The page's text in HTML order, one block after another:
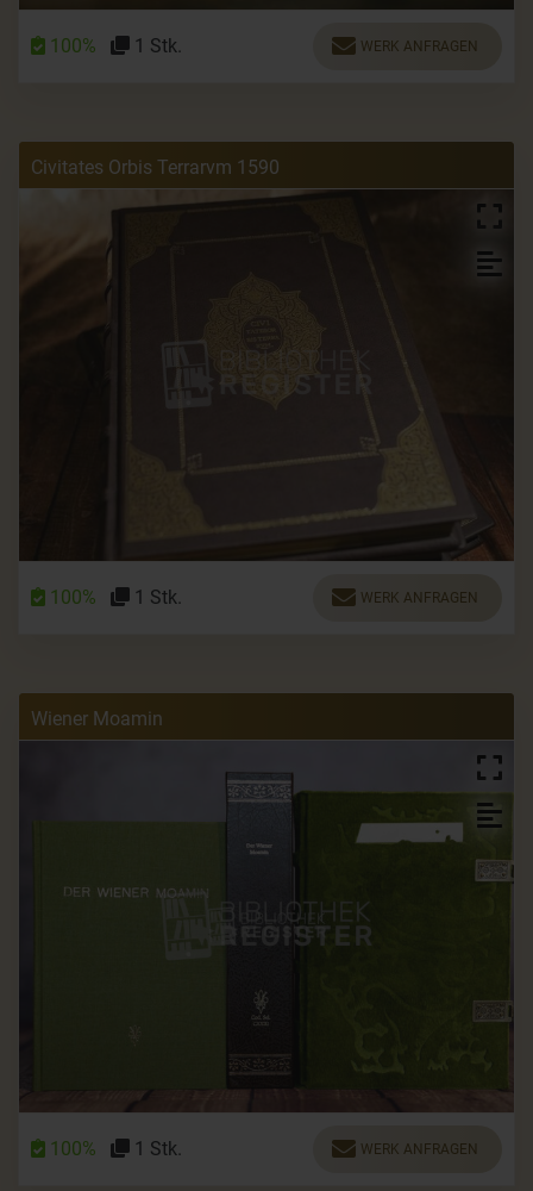
100% 1 Stk. WERK ANFRAGEN
Civitates Orbis Terrarvm 1590
100% 1 Stk. WERK ANFRAGEN
Wiener Moamin
100% 1 Stk. WERK ANFRAGEN